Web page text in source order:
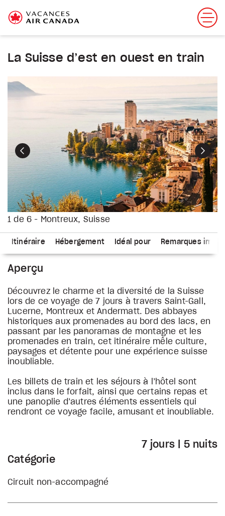
La Suisse d’est en ouest en train
1 de 6 - Montreux, Suisse
Précédent
Itinéraire Hébergement Idéal pour Remarques
Aperçu
Découvrez le charme et la diversité de la Suisse
lors de ce voyage de 7 jours à travers Saint-Gall,
Lucerne, Montreux et Andermatt. Des abbayes
historiques aux promenades au bord des lacs, en
passant par les panoramas de montagne et les
promenades en train, cet itinéraire mêle culture,
paysages et détente pour une expérience suisse
inoubliable.
Les billets de train et les séjours à l’hôtel sont
inclus dans le forfait, ainsi que certains repas et
une panoplie d’autres éléments essentiels qui
rendront ce voyage facile, amusant et inoubliable.
7 jours | 5 nuits
Catégorie
Circuit non-accompagné